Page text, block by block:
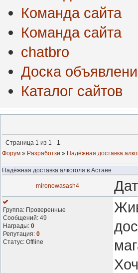
Команда сайта
Команда сайта
chatbro
Доска
Каталог сайтов
Страница 1 из 1
1
Форум » Разработки » Надёжная доставка
Надёжная доставка алкоголя в Астане
mironowasash4
Группа: Проверенные
Сообщений: 49
Награды: 0
Репутация: 0
Статус: Offline